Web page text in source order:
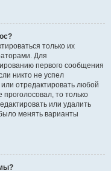
только их
Для
первого сообщения
никто не успел
отредактировать любой
то только
или удалить
менять варианты